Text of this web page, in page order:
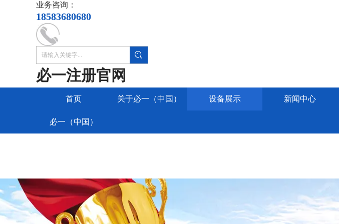
业务咨询：
18583680680
必一注册官网
首页 关于必一（中国） 设备展示 新闻中心
必一（中国）